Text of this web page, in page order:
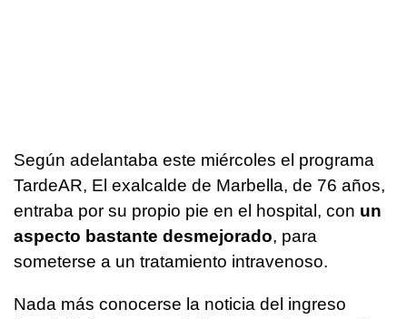
Según adelantaba este miércoles el programa
TardeAR, El exalcalde de Marbella, de 76 años,
entraba por su propio pie en el hospital, con un
aspecto bastante desmejorado, para
someterse a un tratamiento intravenoso.
Nada más conocerse la noticia del ingreso